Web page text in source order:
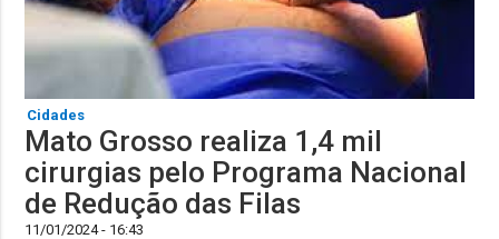
Cidades
Mato Grosso realiza 1,4 mil
cirurgias pelo Programa Nacional
de Redução das Filas
11/01/2024 - 16:43